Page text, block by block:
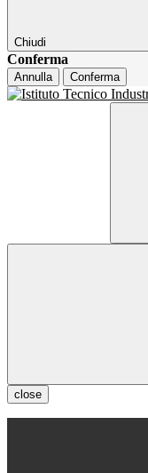
Chiudi
Conferma
Annulla Conferma
close